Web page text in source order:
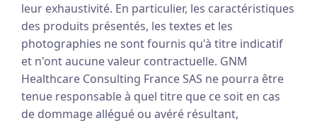
leur exhaustivité. En particulier, les caractéristiques
des produits présentés, les textes et les
photographies ne sont fournis qu'à titre indicatif
et n'ont aucune valeur contractuelle. GNM
Healthcare Consulting France SAS ne pourra être
tenue responsable à quel titre que ce soit en cas
de dommage allégué ou avéré résultant,